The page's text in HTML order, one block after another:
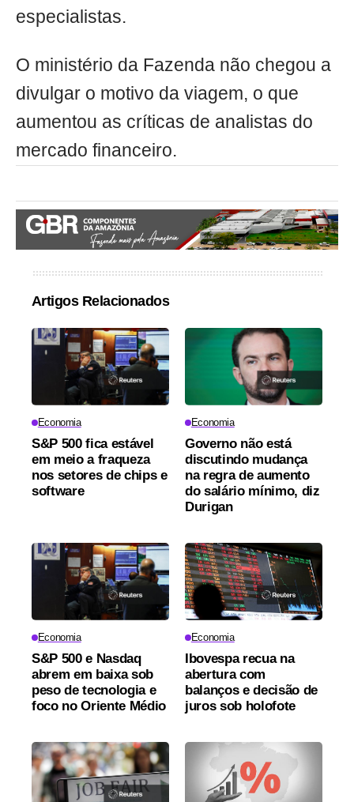
especialistas.
O ministério da Fazenda não chegou a
divulgar o motivo da viagem, o que
aumentou as críticas de analistas do
mercado financeiro.
Artigos Relacionados
Economia
S&P 500 fica estável
em meio a fraqueza
nos setores de chips e
software
Economia
Governo não está
discutindo mudança
na regra de aumento
do salário mínimo, diz
Durigan
Economia
S&P 500 e Nasdaq
abrem em baixa sob
peso de tecnologia e
foco no Oriente Médio
Economia
Ibovespa recua na
abertura com
balanços e decisão de
juros sob holofote